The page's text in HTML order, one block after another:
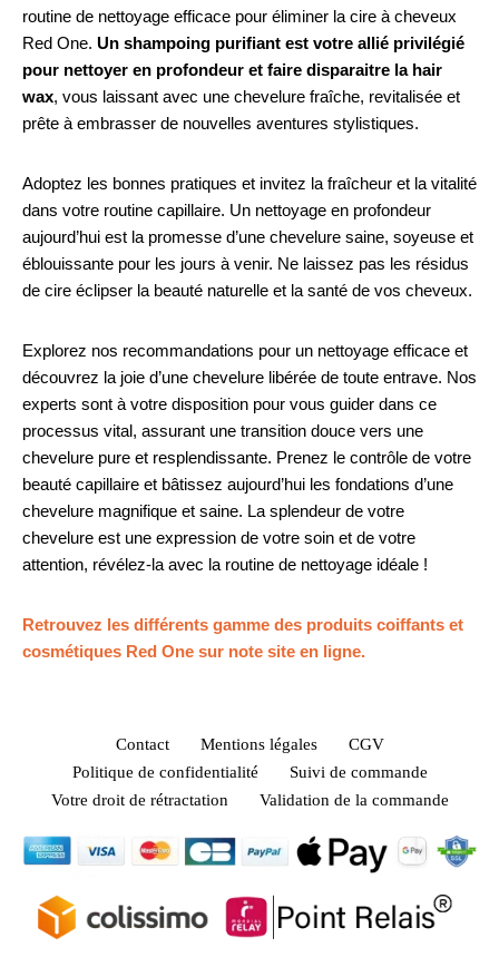
routine de nettoyage efficace pour éliminer la cire à cheveux
Red One. Un shampoing purifiant est votre allié privilégié
pour nettoyer en profondeur et faire disparaitre la hair
wax, vous laissant avec une chevelure fraîche, revitalisée et
prête à embrasser de nouvelles aventures stylistiques.
Adoptez les bonnes pratiques et invitez la fraîcheur et la vitalité
dans votre routine capillaire. Un nettoyage en profondeur
aujourd’hui est la promesse d’une chevelure saine, soyeuse et
éblouissante pour les jours à venir. Ne laissez pas les résidus
de cire éclipser la beauté naturelle et la santé de vos cheveux.
Explorez nos recommandations pour un nettoyage efficace et
découvrez la joie d’une chevelure libérée de toute entrave. Nos
experts sont à votre disposition pour vous guider dans ce
processus vital, assurant une transition douce vers une
chevelure pure et resplendissante. Prenez le contrôle de votre
beauté capillaire et bâtissez aujourd’hui les fondations d’une
chevelure magnifique et saine. La splendeur de votre
chevelure est une expression de votre soin et de votre
attention, révélez-la avec la routine de nettoyage idéale !
Retrouvez les différents gamme des produits coiffants et
cosmétiques Red One sur note site en ligne.
Contact Mentions légales
CGV
Politique de confidentialité
Suivi de commande
Votre droit de rétractation
Validation de la commande